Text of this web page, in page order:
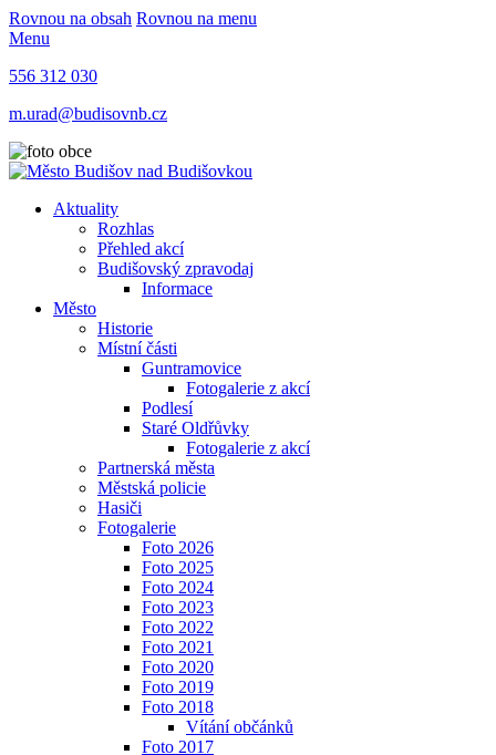
Rovnou na obsah Rovnou na menu
Menu
556 312 030
m.urad@budisovnb.cz
Aktuality
Rozhlas
Přehled akcí
Budišovský zpravodaj
Informace
Město
Historie
Místní části
Guntramovice
Fotogalerie z akcí
Podlesí
Staré Oldřůvky
Fotogalerie z akcí
Partnerská města
Městská policie
Hasiči
Fotogalerie
Foto 2026
Foto 2025
Foto 2024
Foto 2023
Foto 2022
Foto 2021
Foto 2020
Foto 2019
Foto 2018
Vítání občánků
Foto 2017